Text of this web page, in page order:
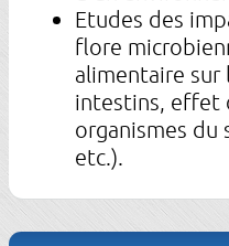
Etudes des
flore
alimentaire sur
intestins, effet
organismes du
etc.).